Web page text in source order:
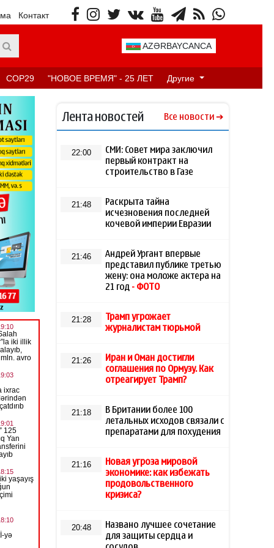
Контакт
AZƏRBAYCANCA
COP29 "НОВОЕ ВРЕМЯ" - 25 ЛЕТ Другие
Лента новостей Все новости
22:00
СМИ: Совет мира заключил
первый контракт на
строительство в Газе
21:48
Раскрыта тайна
исчезновения последней
кочевой империи Евразии
21:46
Андрей Ургант впервые
представил публике третью
жену: она моложе актера на
21 год - ФОТО
21:28
Трамп угрожает
журналистам тюрьмой
21:26
Иран и Оман достигли
соглашения по Ормузу. Как
отреагирует Трамп?
21:18
В Британии более 100
летальных исходов связали с
препаратами для похудения
21:16
Новая угроза мировой
экономике: как избежать
продовольственного
кризиса?
20:48
Названо лучшее сочетание
для защиты сердца и